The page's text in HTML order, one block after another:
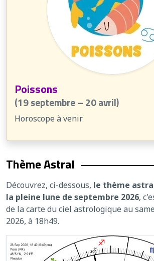
Poissons
(19 septembre – 20 avril)
Horoscope à venir
Thème Astral
Découvrez, ci-dessous, le thème
la pleine lune de septembre 2026,
de la carte du ciel astrologique au
2026, à 18h49.